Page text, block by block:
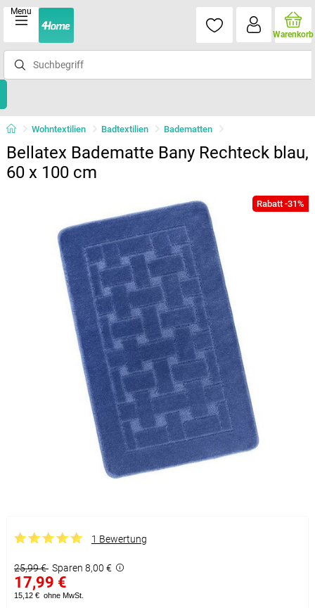
Menu
Warenkorb
Wohntextilien Badtextilien Badematten
Bellatex Badematte Bany Rechteck blau,
60 x 100 cm
Rabatt -31%
1 Bewertung
25,99 € Sparen 8,00 €
17,99 €
15,12 € ohne MwSt.